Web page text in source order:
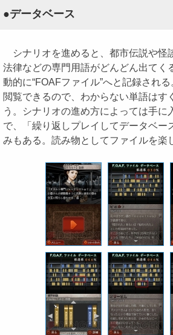
●データベース
シナリオを進めると、都市伝説や怪
法律などの専門用語がどんどん出てく
動的に“FOAFファイル”へと記録され
閲覧できるので、わからない単語はす
う。シナリオの進め方によっては手に
で、「繰り返しプレイしてデータベー
みもある。読み物としてファイルを楽